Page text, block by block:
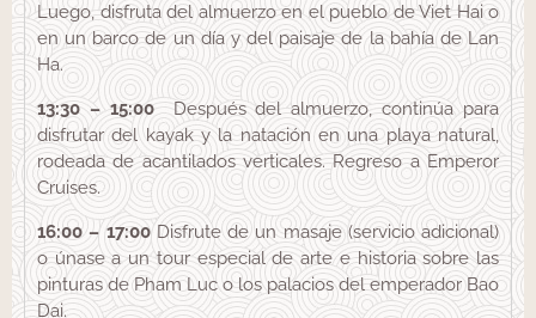
Luego, disfruta del almuerzo en el pueblo de Viet Hai o
en un barco de un día y del paisaje de la bahía de Lan
Ha.
13:30 – 15:00Después del almuerzo, continúa para
disfrutar del kayak y la natación en una playa natural,
rodeada de acantilados verticales. Regreso a Emperor
Cruises.
16:00 – 17:00Disfrute de un masaje (servicio adicional)
o únase a un tour especial de arte e historia sobre las
pinturas de Pham Luc o los palacios del emperador Bao
Dai.